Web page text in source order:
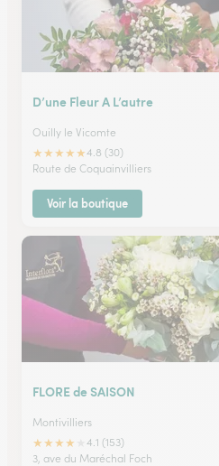
D’une Fleur A L’autre
Ouilly le Vicomte
★★★★★4.8 (30)
Route de Coquainvilliers
Voir la boutique
FLORE de SAISON
Montivilliers
★★★★
4.1 (153)
3, ave du Maréchal Foch